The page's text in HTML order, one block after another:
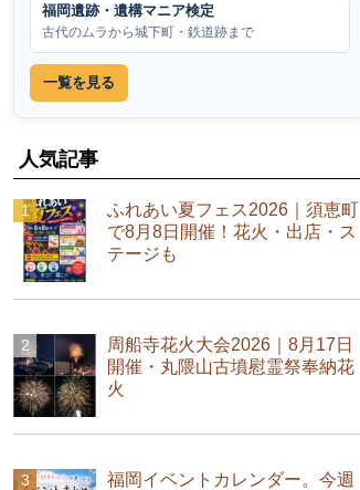
福岡遺跡・遺構マニア検定
古代のムラから城下町・鉄道跡まで
一覧を見る
人気記事
ふれあい夏フェス2026｜須恵町
で8月8日開催！花火・出店・ス
テージも
周船寺花火大会2026｜8月17日
開催・丸隈山古墳慰霊祭奉納花
火
福岡イベントカレンダー。今週